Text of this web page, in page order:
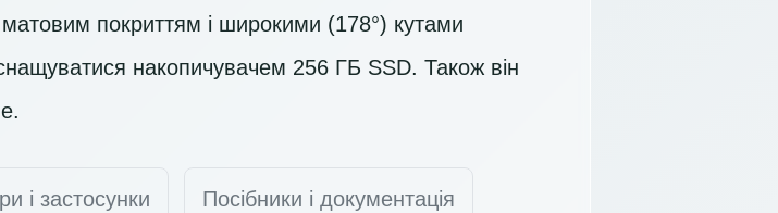
матовим покриттям і широкими (178°) кутами
накопичувачем 256 ГБ SSD. Також він
і застосунки Посібники і документація